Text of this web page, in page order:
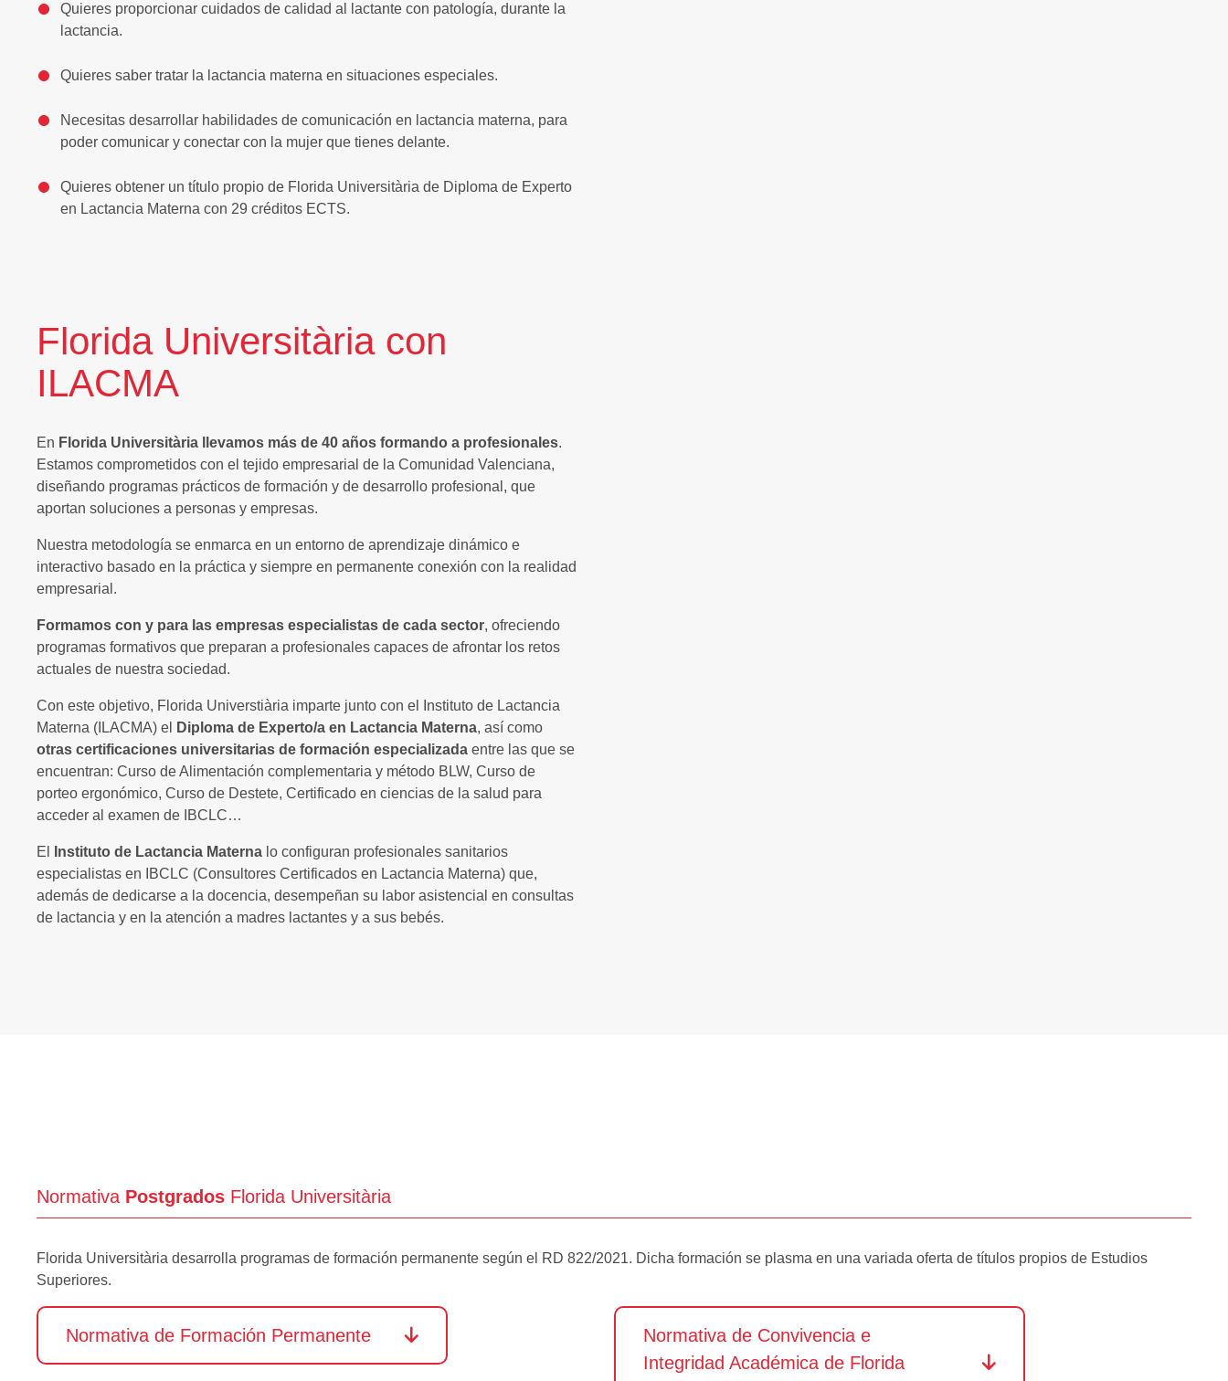
Quieres proporcionar cuidados de calidad al lactante con patología, durante la
lactancia.
Quieres saber tratar la lactancia materna en situaciones especiales.
Necesitas desarrollar habilidades de comunicación en lactancia materna, para
poder comunicar y conectar con la mujer que tienes delante.
Quieres obtener un título propio de Florida Universitària de Diploma de Experto
en Lactancia Materna con 29 créditos ECTS.
Florida Universitària con
ILACMA
En Florida Universitària llevamos más de 40 años formando a profesionales.
Estamos comprometidos con el tejido empresarial de la Comunidad Valenciana,
diseñando programas prácticos de formación y de desarrollo profesional, que
aportan soluciones a personas y empresas.
Nuestra metodología se enmarca en un entorno de aprendizaje dinámico e
interactivo basado en la práctica y siempre en permanente conexión con la realidad
empresarial.
Formamos con y para las empresas especialistas de cada sector, ofreciendo
programas formativos que preparan a profesionales capaces de afrontar los retos
actuales de nuestra sociedad.
Con este objetivo, Florida Universtiària imparte junto con el Instituto de Lactancia
Materna (ILACMA) el
Diploma de Experto/a en Lactancia Materna, así como
otras certificaciones universitarias de formación especializada entre las que se
encuentran: Curso de Alimentación complementaria y método BLW, Curso de
porteo ergonómico, Curso de Destete, Certificado en ciencias de la salud para
acceder al examen de IBCLC…
El Instituto de Lactancia Materna lo configuran profesionales sanitarios
especialistas en IBCLC (Consultores Certificados en Lactancia Materna) que,
además de dedicarse a la docencia, desempeñan su labor asistencial en consultas
de lactancia y en la atención a madres lactantes y a sus bebés.
Normativa Postgrados Florida Universitària
Florida Universitària desarrolla programas de formación permanente según el RD 822/2021. Dicha formación se plasma en una variada oferta de títulos propios de Estudios
Superiores.
Normativa de Formación Permanente
Normativa de Convivencia e
Integridad Académica de Florida